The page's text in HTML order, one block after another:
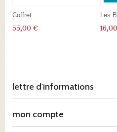
Coffret...
55,00 €
Les
lettre d'informations
mon compte